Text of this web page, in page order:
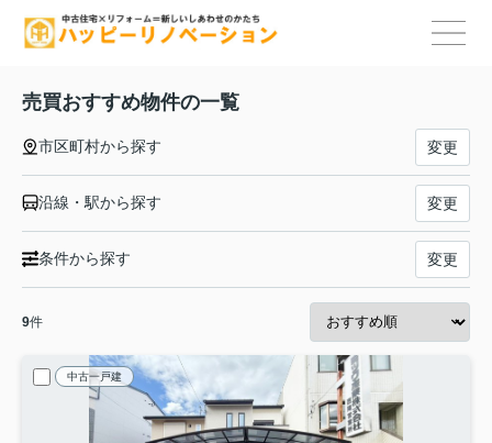
売買おすすめ物件の一覧
市区町村から探す 変更
沿線・駅から探す 変更
条件から探す 変更
9件
中古一戸建